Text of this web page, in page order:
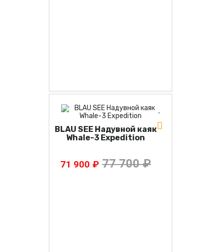
BLAU SEE Надувной каяк
Whale-3 Expedition
71 900 ₽ 77 700 ₽